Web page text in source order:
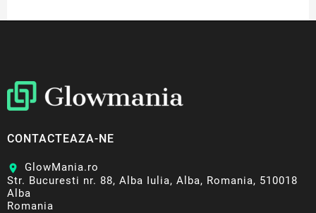
CONTACTEAZA-NE
location_on
GlowMania.ro
Str. Bucuresti nr. 88, Alba Iulia, Alba, Romania, 510018
Alba
Romania